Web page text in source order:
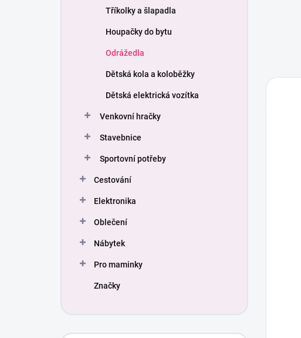
Tříkolky a šlapadla
Houpačky do bytu
Odrážedla
Dětská kola a koloběžky
Dětská elektrická vozítka
Venkovní hračky
Stavebnice
Sportovní potřeby
Cestování
Elektronika
Oblečení
Nábytek
Pro maminky
Značky